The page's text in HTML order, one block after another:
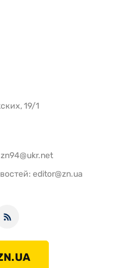
19/1
zn94@ukr.net
editor@zn.ua